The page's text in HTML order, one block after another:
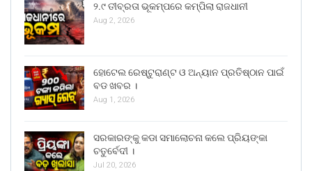
୨.୯ ତୀବ୍ରତା ଭୂକମ୍ପରେ କମ୍ପିଲା ରାଜଧାନୀ
Aug 2, 2026
ହୋଟେଲ ରେଷ୍ଟୁରାଣ୍ଟ ଓ ଅନ୍ୟାନ ପ୍ରତିଷ୍ଠାନ ପାଇଁ
ବଡ ଖବର ।
Aug 1, 2026
ସରକାରଙ୍କୁ କଡା ସମାଲୋଚନା କଲେ ପ୍ରିୟଙ୍କା
ଚତୁର୍ବେଦୀ ।
Jul 20, 2026